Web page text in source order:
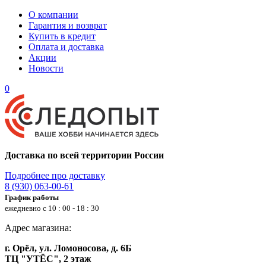
О компании
Гарантия и возврат
Купить в кредит
Оплата и доставка
Акции
Новости
0
Доставка по всей территории России
Подробнее про доставку
8 (930) 063-00-61
График работы
ежедневно с 10 : 00 - 18 : 30
Адрес магазина:
г. Орёл, ул. Ломоносова, д. 6Б
ТЦ "УТЁС", 2 этаж